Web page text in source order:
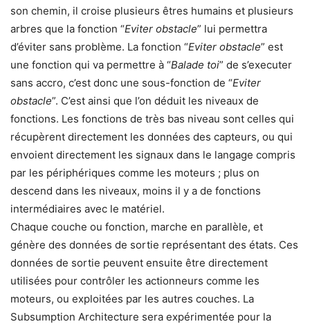
son chemin, il croise plusieurs êtres humains et plusieurs
arbres que la fonction “Eviter obstacle” lui permettra
d’éviter sans problème. La fonction “Eviter obstacle” est
une fonction qui va permettre à “Balade toi” de s’executer
sans accro, c’est donc une sous-fonction de “Eviter
obstacle”. C’est ainsi que l’on déduit les niveaux de
fonctions. Les fonctions de très bas niveau sont celles qui
récupèrent directement les données des capteurs, ou qui
envoient directement les signaux dans le langage compris
par les périphériques comme les moteurs ; plus on
descend dans les niveaux, moins il y a de fonctions
intermédiaires avec le matériel.
Chaque couche ou fonction, marche en parallèle, et
génère des données de sortie représentant des états. Ces
données de sortie peuvent ensuite être directement
utilisées pour contrôler les actionneurs comme les
moteurs, ou exploitées par les autres couches. La
Subsumption Architecture sera expérimentée pour la